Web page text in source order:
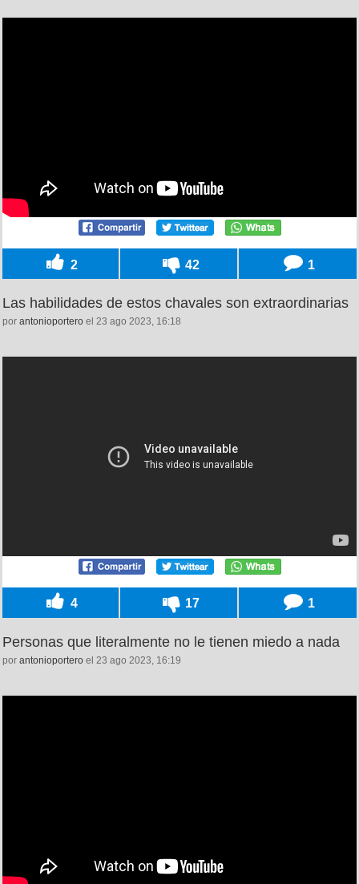
2 42 1
Las habilidades de estos chavales son extraordinarias
por antonioportero el 23 ago 2023, 16:18
4 17 1
Personas que literalmente no le tienen miedo a nada
por antonioportero el 23 ago 2023, 16:19